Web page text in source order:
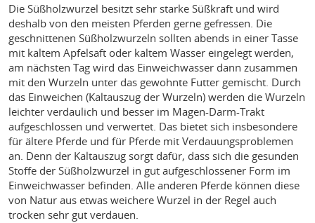
Die Süßholzwurzel besitzt sehr starke Süßkraft und wird
deshalb von den meisten Pferden gerne gefressen. Die
geschnittenen Süßholzwurzeln sollten abends in einer Tasse
mit kaltem Apfelsaft oder kaltem Wasser eingelegt werden,
am nächsten Tag wird das Einweichwasser dann zusammen
mit den Wurzeln unter das gewohnte Futter gemischt. Durch
das Einweichen (Kaltauszug der Wurzeln) werden die Wurzeln
leichter verdaulich und besser im Magen-Darm-Trakt
aufgeschlossen und verwertet. Das bietet sich insbesondere
für ältere Pferde und für Pferde mit Verdauungsproblemen
an. Denn der Kaltauszug sorgt dafür, dass sich die gesunden
Stoffe der Süßholzwurzel in gut aufgeschlossener Form im
Einweichwasser befinden. Alle anderen Pferde können diese
von Natur aus etwas weichere Wurzel in der Regel auch
trocken sehr gut verdauen.